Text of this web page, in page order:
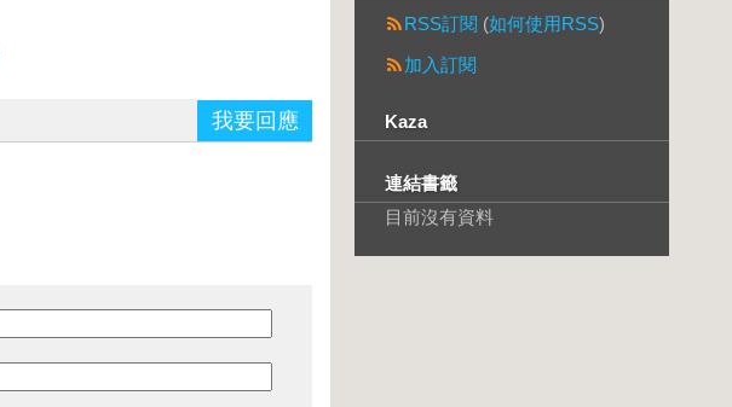
我要回應
RSS訂閱 (如何使用RSS)
加入訂閱
Kaza
連結書籤
目前沒有資料